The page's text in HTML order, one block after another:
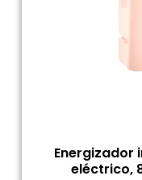
Energizador
eléctrico,